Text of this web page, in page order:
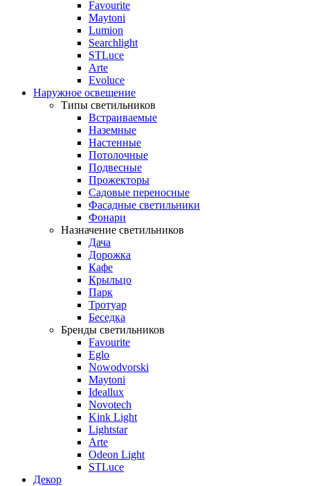
Favourite
Maytoni
Lumion
Searchlight
STLuce
Arte
Evoluce
Наружное освещение
Типы светильников
Встраиваемые
Наземные
Настенные
Потолочные
Подвесные
Прожекторы
Садовые переносные
Фасадные светильники
Фонари
Назначение светильников
Дача
Дорожка
Кафе
Крыльцо
Парк
Тротуар
Беседка
Бренды светильников
Favourite
Eglo
Nowodvorski
Maytoni
Ideallux
Novotech
Kink Light
Lightstar
Arte
Odeon Light
STLuce
Декор